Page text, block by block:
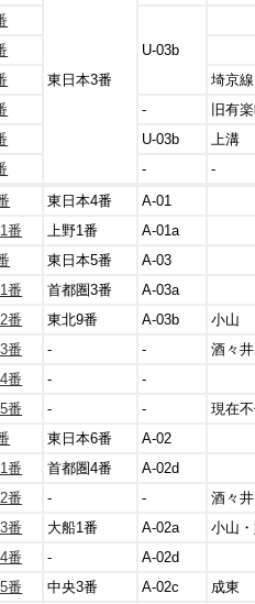
東日本3番
U-03b
埼京線
-
旧有
U-03b
上溝
-
-
東日本4番 A-01
番 上野1番
A-01a
東日本5番 A-03
番 首都圏3番
A-03a
番
東北9番 A-03b
小山
番
- -
酒々井
番
-
-
番
- -
現在
東日本6番 A-02
番 首都圏4番
A-02d
番
- -
酒々井
番
大船1番 A-02a
小山
番
-
A-02d
番
中央3番 A-02c
成東